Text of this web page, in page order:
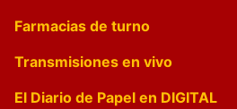
Farmacias de turno
Transmisiones en vivo
El Diario de Papel en DIGITAL